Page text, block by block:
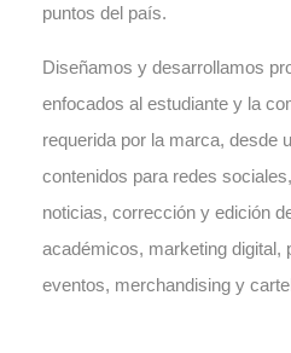
puntos del país.
Diseñamos y desarrollamos
enfocados al estudiante y la
requerida por la marca, desde
contenidos para redes
noticias, corrección y edición
académicos, marketing digital,
eventos, merchandising y